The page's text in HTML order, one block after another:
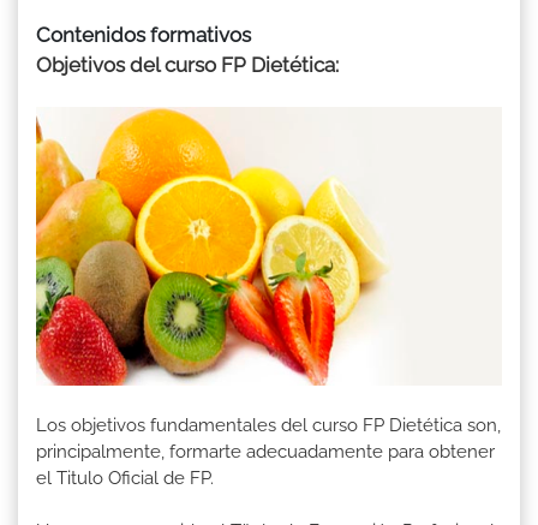
Contenidos formativos
Objetivos del curso FP Dietética:
Los objetivos fundamentales del curso FP Dietética son,
principalmente, formarte adecuadamente para obtener
el Titulo Oficial de FP.